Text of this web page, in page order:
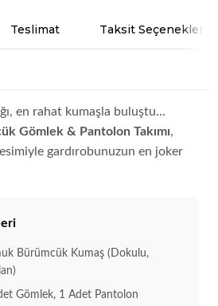
Teslimat Taksit Seçenekleri
en rahat kumaşla buluştu...
Gömlek & Pantolon Takımı,
gardırobunuzun en joker
Bürümcük Kumaş (Dokulu,
Gömlek, 1 Adet Pantolon